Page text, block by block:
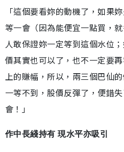
「這個要看妳的動機了，如果
等一會（因為能便宜一點買，
人敢保證妳一定等到這個水位
價其實也可以了，也不一定要
上的賺幅，所以，兩三個巴仙
一等不到，股價反彈了，便錯
會！」
作中長綫持有 現水平亦吸引